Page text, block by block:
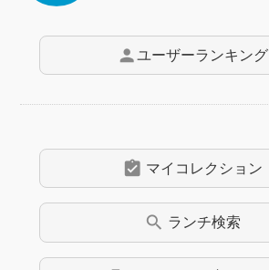
personユーザーランキング
assignment_turned_in マイコレクション
search ランチ検索